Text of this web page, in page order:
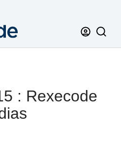
: Rexecode